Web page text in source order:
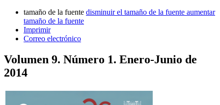
tamaño de la fuente disminuir el tamaño de la fuente aumentar
tamaño de la fuente
Imprimir
Correo electrónico
Volumen 9. Número 1. Enero-Junio de
2014